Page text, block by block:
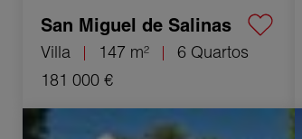
San Miguel de Salinas
Villa 147 m²
6 Quartos
181 000 €
Venda Casa La Marina 14 Quartos 415 m²